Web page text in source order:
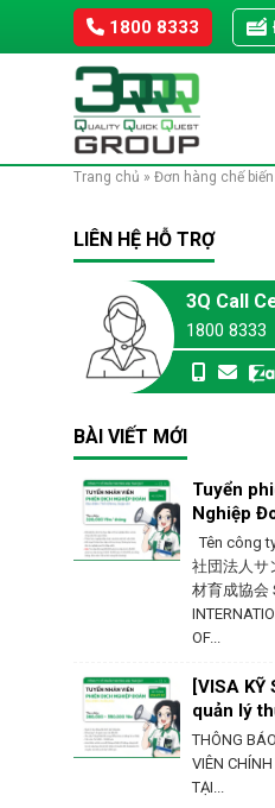
1800 8333
Trang chủ » Đơn hàng chế
LIÊN HỆ HỖ TRỢ
3Q Call
1800 8333
BÀI VIẾT MỚI
Tuyển
Nghiệp
Ehime –
Tên công
社団法人サ
材育成協会
OF...
[VISA KỸ
quản lý
việc tại
THÔNG
VIÊN
TẠI...